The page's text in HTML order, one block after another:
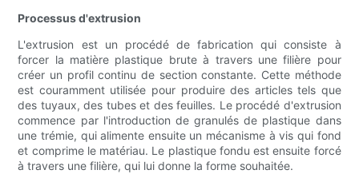
Processus d'extrusion
L'extrusion est un procédé de fabrication qui consiste à
forcer la matière plastique brute à travers une filière pour
créer un profil continu de section constante. Cette méthode
est couramment utilisée pour produire des articles tels que
des tuyaux, des tubes et des feuilles. Le procédé d'extrusion
commence par l'introduction de granulés de plastique dans
une trémie, qui alimente ensuite un mécanisme à vis qui fond
et comprime le matériau. Le plastique fondu est ensuite forcé
à travers une filière, qui lui donne la forme souhaitée.